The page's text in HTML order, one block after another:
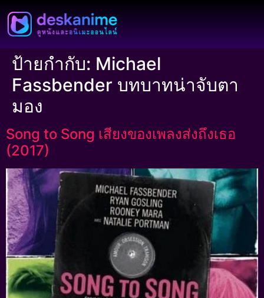
ป้ายกำกับ: Michael
Fassbender บทบาทน่าจับตา
มอง
Song to Song เสียงของเพลงส่งถึงเธอ
(2017)